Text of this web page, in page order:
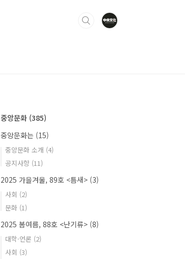
중앙문화 (385)
중앙문화는 (15)
중앙문화 소개 (4)
공지사항 (11)
2025 가을겨울, 89호 <틈새> (3)
사회 (2)
문화 (1)
2025 봄여름, 88호 <난기류> (8)
대학·언론 (2)
사회 (3)